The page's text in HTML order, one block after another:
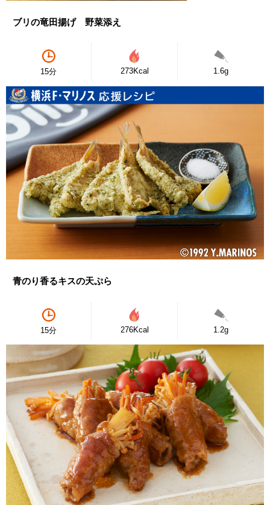
ブリの竜田揚げ 野菜添え
15分 273Kcal 1.6g
青のり香るキスの天ぷら
15分 276Kcal 1.2g